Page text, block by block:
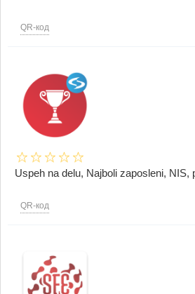
QR-код
Uspeh na delu, Najboli zaposleni, NIS,
QR-код